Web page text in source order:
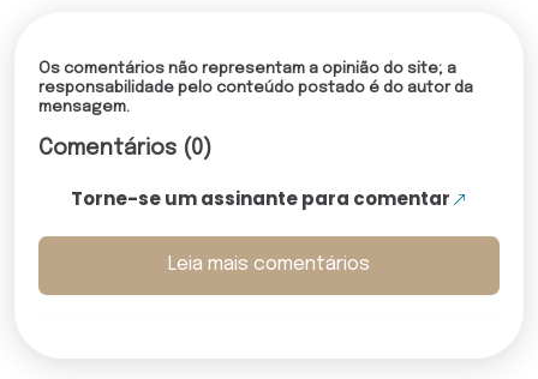
Os comentários não representam a opinião do site; a
responsabilidade pelo conteúdo postado é do autor da
mensagem.
Comentários (0)
Torne-se um assinante para comentar
Leia mais comentários